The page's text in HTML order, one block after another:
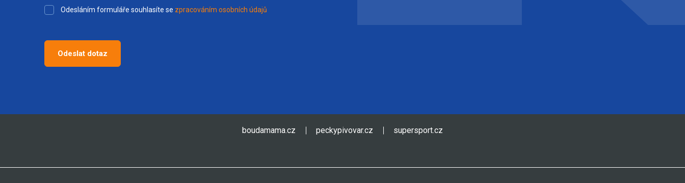
Odesláním formuláře souhlasíte se zpracováním osobních údajů
Odeslat dotaz
boudamama.cz peckypivovar.cz supersport.cz